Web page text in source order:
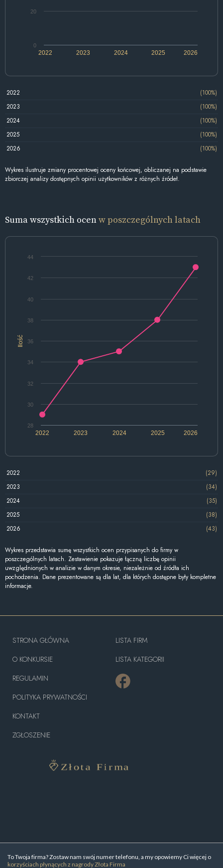
2022 2024 2026
2023 2025
0
20
2022
(100%)
2023
(100%)
2024
(100%)
2025
(100%)
2026
(100%)
Wykres ilustruje zmiany procentowej oceny końcowej, obliczanej na podstawie
zbiorczej analizy dostępnych opinii użytkowników z różnych źródeł.
Suma wszystkich ocenw poszczególnych latach
Ilość
2022 2024 2026
2023 2025
28
30
32
34
36
38
40
42
44
2022
(29)
2023
(34)
2024
(35)
2025
(38)
2026
(43)
Wykres przedstawia sumę wszystkich ocen przypisanych do firmy w
poszczególnych latach. Zestawienie pokazuje łączną liczbę opinii
uwzględnionych w analizie w danym okresie, niezależnie od źródła ich
pochodzenia. Dane prezentowane są dla lat, dla których dostępne były kompletne
informacje.
To Twoja firma? Zostaw nam swój numer telefonu, a my opowiemy Ci więcej o
korzyściach płynących z nagrody Złota Firma
STRONA GŁÓWNA
O KONKURSIE
REGULAMIN
POLITYKA PRYWATNOŚCI
KONTAKT
ZGŁOSZENIE
LISTA FIRM
LISTA KATEGORII